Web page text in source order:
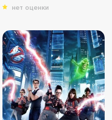
нет оценки